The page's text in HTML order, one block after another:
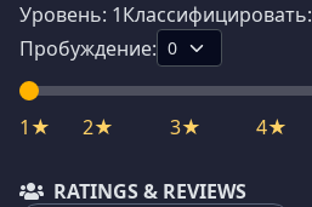
Уровень: 1Классифицировать:
Пробуждение:
1★ 2★ 3★ 4★
RATINGS & REVIEWS